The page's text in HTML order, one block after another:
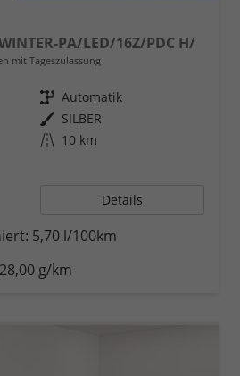
PA/LED/16Z/PDC H/
mit Tageszulassung
Getriebe Automatik
Außenfarbe SILBER
Kilometerstand 10 km
Details
5,70 l/100km
g/km